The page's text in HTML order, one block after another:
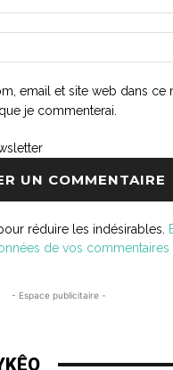
email et site web dans ce
je commenterai.
réduire les indésirables.
de vos commentaires
- Espace publicitaire -